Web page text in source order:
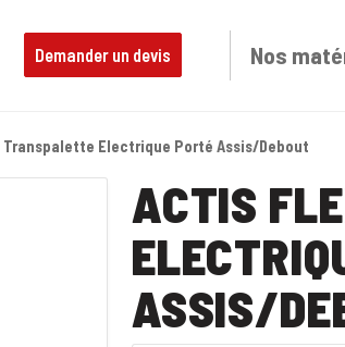
Demander un devis Nos
Transpalette Electrique Porté Assis/Debout
ACTIS
ASSIS/